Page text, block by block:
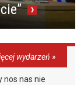
wydarzeń »
nos nas nie